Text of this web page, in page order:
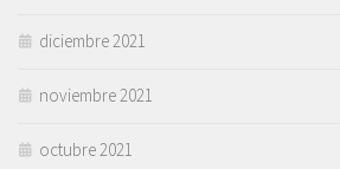
diciembre 2021
noviembre 2021
octubre 2021